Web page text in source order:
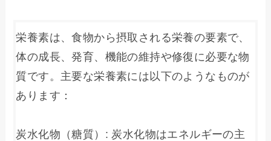
栄養素は、食物から摂取される栄養の要素で、
体の成長、発育、機能の維持や修復に必要な物
質です。主要な栄養素には以下のようなものが
あります：
炭水化物（糖質）: 炭水化物はエネルギーの主